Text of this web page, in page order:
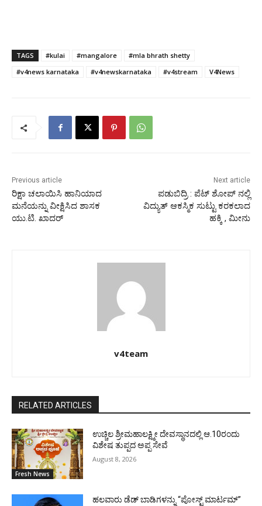
TAGS #kulai #mangalore
#mla bhrath shetty
#v4news karnataka
#v4newskarnataka #v4stream V4News
Previous article
ರಿಕ್ಷಾ ಚಲಾಯಿಸಿ ಹಾನಿಯಾದ
ಮನೆಯನ್ನು ವೀಕ್ಷಿಸಿದ ಶಾಸಕ
ಯು.ಟಿ. ಖಾದರ್
Next article
ಪಡುಬಿದ್ರಿ : ಪೆಟ್ ಶೋಪ್ ನಲ್ಲಿ
ವಿದ್ಯುತ್ ಆಕಸ್ಮಿಕ ಸುಟ್ಟು ಕರಕಲಾದ
ಹಕ್ಕಿ , ಮೀನು
v4team
RELATED ARTICLES
Fresh News
ಉಚ್ಚಿಲ ಶ್ರೀಮಹಾಲಕ್ಷ್ಮೀ ದೇವಸ್ಥಾನದಲ್ಲಿ ಆ.10ರಂದು
ವಿಶೇಷ ತುಪ್ಪದ ಅಪ್ಪ ಸೇವೆ
August 8, 2026
ಹಲವಾರು ಡೆಡ್ ಬಾಡಿಗಳನ್ನು “ಪೋಸ್ಟ್ ಮಾರ್ಟಮ್”